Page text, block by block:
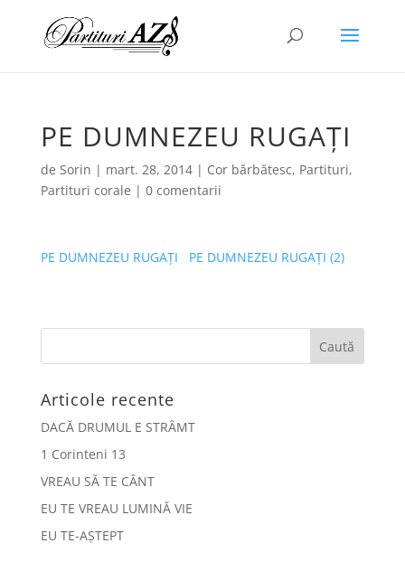
PE DUMNEZEU RUGAȚI
de Sorin | mart. 28, 2014| Cor bărbătesc, Partituri,
Partituri corale | 0 comentarii
PE DUMNEZEU RUGAȚI PE DUMNEZEU RUGAȚI (2)
Articole recente
DACĂ DRUMUL E STRÂMT
1 Corinteni 13
VREAU SĂ TE CÂNT
EU TE VREAU LUMINĂ VIE
EU TE-AȘTEPT